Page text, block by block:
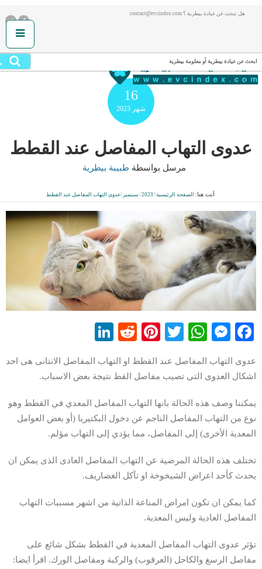
هل تبحث عن عيادة بيطرية ؟ contact@evcindex.com
ابحث عن عيادة بيطرية أو معلومة بيطرية
16
شهر 2023
عدوى التهاب المفاصل عند القطط
مرسل بواسطة طبيبة بيطرية
أنت هنا: الصفحة الرئيسية/
2023
/ سبتمبر /عدوى التهاب المفاصل عند القطط
Facebook
Messenger
WhatsApp
Twitter
Pinterest
Reddit
عدوى التهاب المفاصل عند القطط او التهاب المفاصل الانتانى هى احد
اشكال العدوى التى تصيب مفاصل القط نتيجة بعض الاسباب.
يمكننا وصف هذه الحالة بانها التهاب المفاصل المعدي في القطط وهو
نوع من التهاب المفاصل الناجم عن دخول البكتيريا (أو بعض العوامل
المعدية الأخرى) إلى المفاصل، مما يؤدي إلى التهاب مؤلم.
تختلف هذه الحالة المرضية عن التهاب المفاصل العادى الذى يمكن ان
يحدث كأحد اعراض الشيخوخة او تآكل الغضاريف.
كما يمكن ان تكون امراض المناعة الذاتية من اشهر مسببات التهاب
المفاصل العادية وليس المعدية.
تؤثر عدوى التهاب المفاصل المعدية في القطط بشكل شائع على
مفاصل الرسغ والكاحل (العرقوب) والركبة ومفاصل الورك. اقرأ ايضا: